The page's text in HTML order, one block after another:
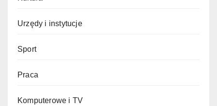
Urzędy i instytucje
Sport
Praca
Komputerowe i TV